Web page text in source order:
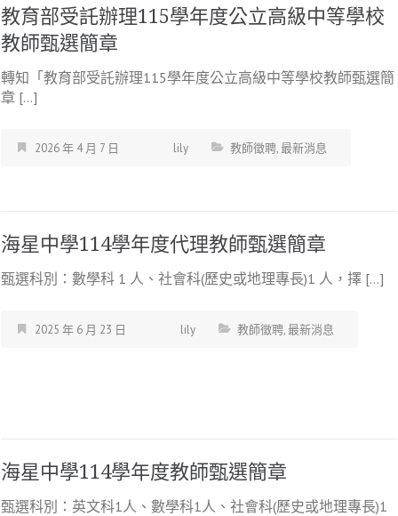
教育部受託辦理115學年度公立高級中等學校
教師甄選簡章
轉知「教育部受託辦理115學年度公立高級中等學校教師甄選簡
章 […]
2026 年 4 月 7 日 lily 教師徵聘,最新消息
海星中學114學年度代理教師甄選簡章
甄選科別：數學科 1 人、社會科(歷史或地理專長)1 人，擇 […]
2025 年 6 月 23 日 lily 教師徵聘,最新消息
海星中學114學年度教師甄選簡章
甄選科別：英文科1人、數學科1人、社會科(歷史或地理專長)1